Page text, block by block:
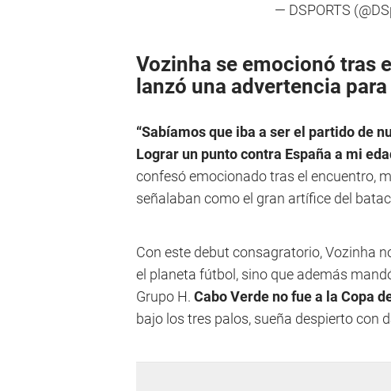
— DSPORTS
Vozinha se emocionó tras
lanzó una advertencia
“Sabíamos que iba a ser el partido de
Lograr un punto contra España a mi
confesó emocionado tras el encuentro,
señalaban como el gran artífice del
Con este debut consagratorio, Vozinha
el planeta fútbol, sino que además
Grupo H. Cabo Verde no fue a la Copa
bajo los tres palos, sueña despierto con